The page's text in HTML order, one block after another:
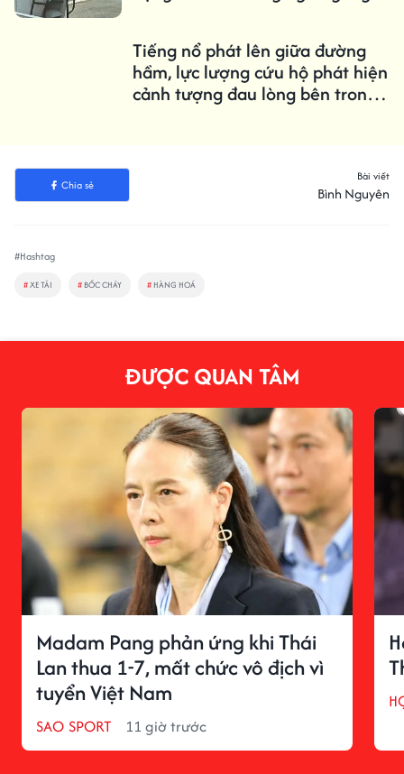
Tiếng nổ phát lên giữa đường
hầm, lực lượng cứu hộ phát hiện
cảnh tượng đau lòng bên trong
Chia sẻ
Bài viết
Bình Nguyên
#Hashtag
#XE TẢI # BỐC CHÁY # HÀNG HOÁ
ĐƯỢC QUAN TÂM
Madam Pang phản ứng khi Thái
Lan thua 1-7, mất chức vô địch vì
tuyển Việt Nam
SAO SPORT 11 giờ trước